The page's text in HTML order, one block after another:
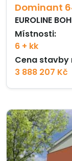
Dominant
EUROLINE
Místnosti:
6 + kk
Cena stavby
3 888 207 Kč